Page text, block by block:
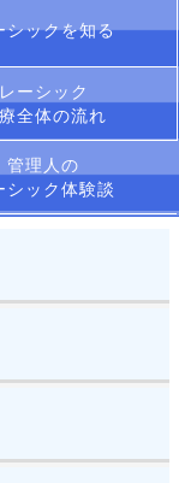
シックを知る
レーシック
全体の流れ
管理人の
シック体験談